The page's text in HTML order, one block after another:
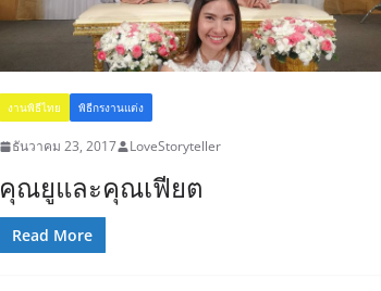
งานพิธีไทย พิธีกรงานแต่ง
ธันวาคม 23, 2017 LoveStoryteller
คุณยูและคุณเฟียต
Read More